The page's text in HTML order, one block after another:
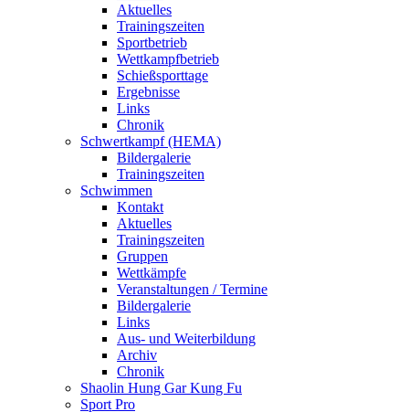
Aktuelles
Trainingszeiten
Sportbetrieb
Wettkampfbetrieb
Schießsporttage
Ergebnisse
Links
Chronik
Schwertkampf (HEMA)
Bildergalerie
Trainingszeiten
Schwimmen
Kontakt
Aktuelles
Trainingszeiten
Gruppen
Wettkämpfe
Veranstaltungen / Termine
Bildergalerie
Links
Aus- und Weiterbildung
Archiv
Chronik
Shaolin Hung Gar Kung Fu
Sport Pro